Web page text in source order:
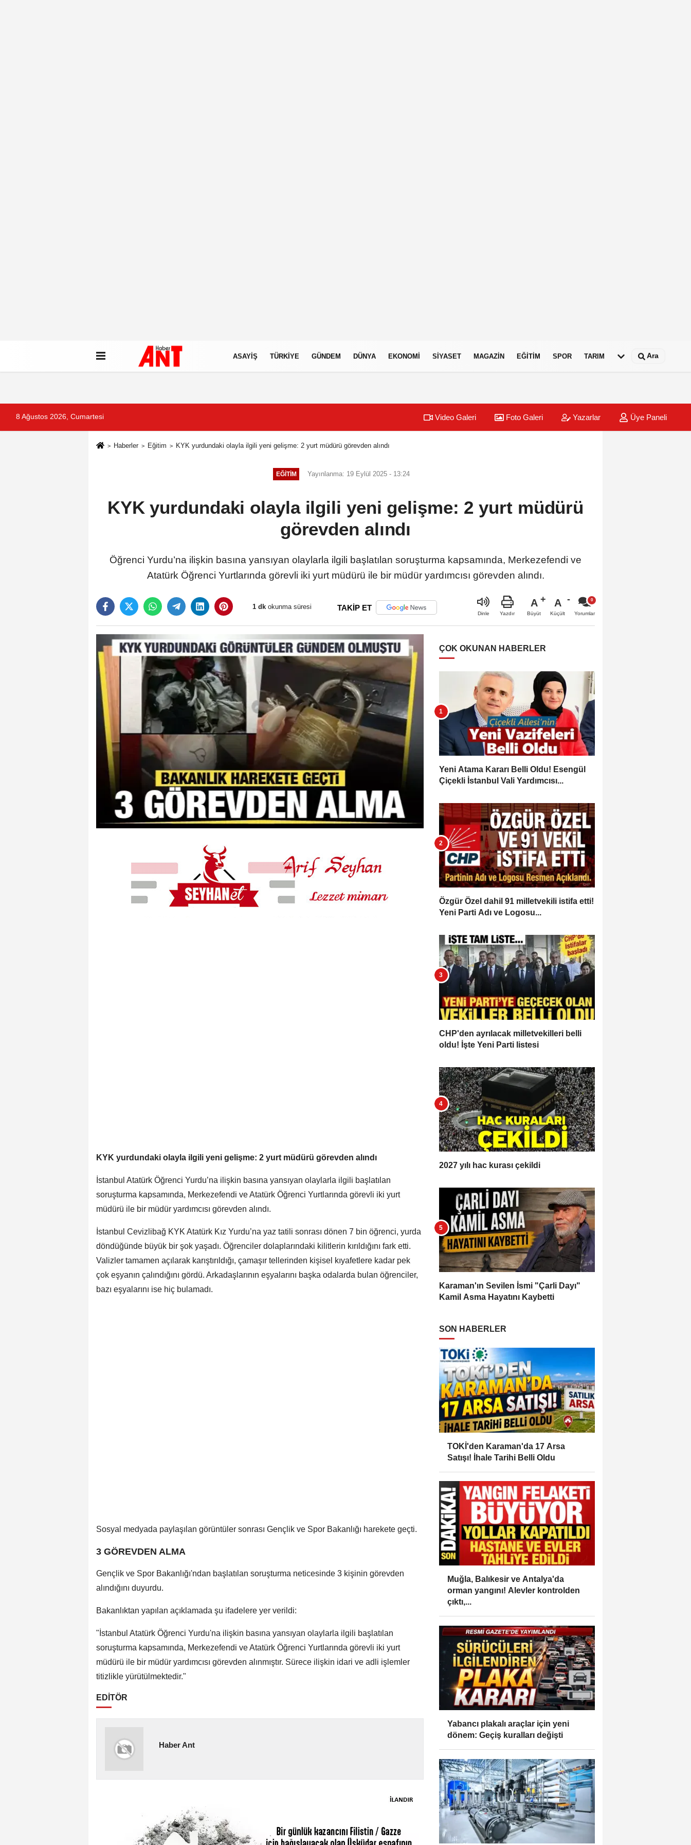
ASAYIŞ TÜRKIYE GÜNDEM DÜNYA EKONOMI SIYASET MAGAZIN EĞITIM SPOR TARIM Ara
8 Ağustos 2026, Cumartesi Video Galeri Foto Galeri Yazarlar Üye Paneli
Haberler Eğitim KYK yurdundaki olayla ilgili yeni gelişme: 2 yurt müdürü görevden alındı
EĞITIM Yayınlanma: 19 Eylül 2025 - 13:24
KYK yurdundaki olayla ilgili yeni gelişme: 2 yurt müdürü
görevden alındı
Öğrenci Yurdu’na ilişkin basına yansıyan olaylarla ilgili başlatılan soruşturma kapsamında, Merkezefendi ve
Atatürk Öğrenci Yurtlarında görevli iki yurt müdürü ile bir müdür yardımcısı görevden alındı.
1 dk okunma süresi TAKİP ET
Dinle Yazdır
A
Büyüt
A
Küçült Yorumlar
KYK yurdundaki olayla ilgili yeni gelişme: 2 yurt müdürü görevden alındı
İstanbul Atatürk Öğrenci Yurdu’na ilişkin basına yansıyan olaylarla ilgili başlatılan
soruşturma kapsamında, Merkezefendi ve Atatürk Öğrenci Yurtlarında görevli iki yurt
müdürü ile bir müdür yardımcısı görevden alındı.
İstanbul Cevizlibağ KYK Atatürk Kız Yurdu’na yaz tatili sonrası dönen 7 bin öğrenci, yurda
döndüğünde büyük bir şok yaşadı. Öğrenciler dolaplarındaki kilitlerin kırıldığını fark etti.
Valizler tamamen açılarak karıştırıldığı, çamaşır tellerinden kişisel kıyafetlere kadar pek
çok eşyanın çalındığını gördü. Arkadaşlarının eşyalarını başka odalarda bulan öğrenciler,
bazı eşyalarını ise hiç bulamadı.
Sosyal medyada paylaşılan görüntüler sonrası Gençlik ve Spor Bakanlığı harekete geçti.
3 GÖREVDEN ALMA
Gençlik ve Spor Bakanlığı'ndan başlatılan soruşturma neticesinde 3 kişinin görevden
alındığını duyurdu.
Bakanlıktan yapılan açıklamada şu ifadelere yer verildi:
"İstanbul Atatürk Öğrenci Yurdu'na ilişkin basına yansıyan olaylarla ilgili başlatılan
soruşturma kapsamında, Merkezefendi ve Atatürk Öğrenci Yurtlarında görevli iki yurt
müdürü ile bir müdür yardımcısı görevden alınmıştır. Sürece ilişkin idari ve adli işlemler
titizlikle yürütülmektedir."
EDİTÖR
Haber Ant
ÇOK OKUNAN HABERLER
Yeni Atama Kararı Belli Oldu! Esengül
Çiçekli İstanbul Vali Yardımcısı...
Özgür Özel dahil 91 milletvekili istifa etti!
Yeni Parti Adı ve Logosu...
CHP'den ayrılacak milletvekilleri belli
oldu! İşte Yeni Parti listesi
2027 yılı hac kurası çekildi
Karaman'ın Sevilen İsmi "Çarli Dayı"
Kamil Asma Hayatını Kaybetti
SON HABERLER
TOKİ'den Karaman'da 17 Arsa
Satışı! İhale Tarihi Belli Oldu
Muğla, Balıkesir ve Antalya'da
orman yangını! Alevler kontrolden
çıktı,...
Yabancı plakalı araçlar için yeni
dönem: Geçiş kuralları değişti